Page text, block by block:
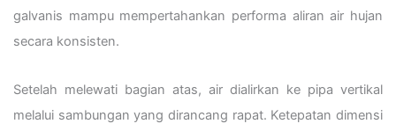
galvanis mampu mempertahankan performa aliran air hujan
secara konsisten.
Setelah melewati bagian atas, air dialirkan ke pipa vertikal
melalui sambungan yang dirancang rapat. Ketepatan dimensi